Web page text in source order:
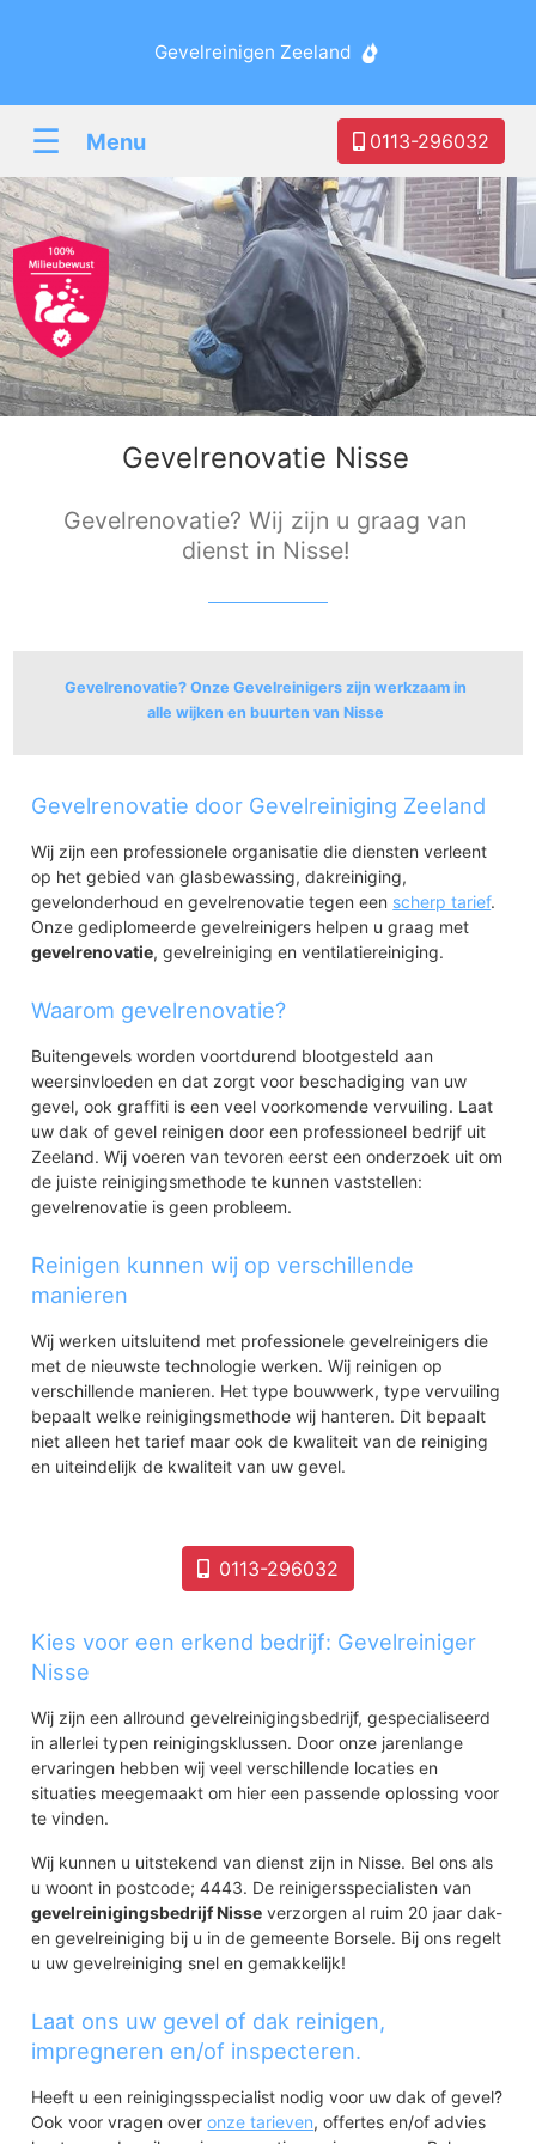
Gevelreinigen Zeeland
☰ Menu 0113-296032
Gevelrenovatie Nisse
Gevelrenovatie? Wij zijn u graag van
dienst in Nisse!
Gevelrenovatie? Onze Gevelreinigers zijn werkzaam in
alle wijken en buurten van Nisse
Nisse (Kern)
Gevelrenovatie door Gevelreiniging Zeeland
Wij zijn een professionele organisatie die diensten verleent
op het gebied van glasbewassing, dakreiniging,
gevelonderhoud en gevelrenovatie tegen een scherp tarief.
Onze gediplomeerde gevelreinigers helpen u graag met
gevelrenovatie, gevelreiniging en ventilatiereiniging.
Waarom gevelrenovatie?
Buitengevels worden voortdurend blootgesteld aan
weersinvloeden en dat zorgt voor beschadiging van uw
gevel, ook graffiti is een veel voorkomende vervuiling. Laat
uw dak of gevel reinigen door een professioneel bedrijf uit
Zeeland. Wij voeren van tevoren eerst een onderzoek uit om
de juiste reinigingsmethode te kunnen vaststellen:
gevelrenovatie is geen probleem.
Reinigen kunnen wij op verschillende
manieren
Wij werken uitsluitend met professionele gevelreinigers die
met de nieuwste technologie werken. Wij reinigen op
verschillende manieren. Het type bouwwerk, type vervuiling
bepaalt welke reinigingsmethode wij hanteren. Dit bepaalt
niet alleen het tarief maar ook de kwaliteit van de reiniging
en uiteindelijk de kwaliteit van uw gevel.
0113-296032
Kies voor een erkend bedrijf: Gevelreiniger
Nisse
Wij zijn een allround gevelreinigingsbedrijf, gespecialiseerd
in allerlei typen reinigingsklussen. Door onze jarenlange
ervaringen hebben wij veel verschillende locaties en
situaties meegemaakt om hier een passende oplossing voor
te vinden.
Wij kunnen u uitstekend van dienst zijn in Nisse. Bel ons als
u woont in postcode; 4443. De reinigersspecialisten van
gevelreinigingsbedrijf Nisse verzorgen al ruim 20 jaar dak-
en gevelreiniging bij u in de gemeente Borsele. Bij ons regelt
u uw gevelreiniging snel en gemakkelijk!
Laat ons uw gevel of dak reinigen,
impregneren en/of inspecteren.
Heeft u een reinigingsspecialist nodig voor uw dak of gevel?
Ook voor vragen overonze tarieven, offertes en/of advies